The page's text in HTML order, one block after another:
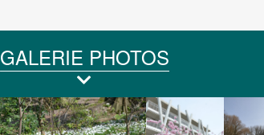
GALERIE PHOTOS